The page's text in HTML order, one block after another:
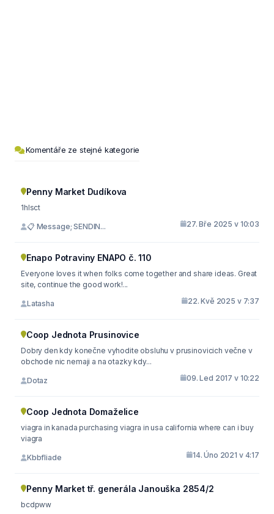
Komentáře ze stejné kategorie
Penny Market Dudíkova
1hlsct
📋 Message; SENDIN... 27. Bře 2025 v 10:03
Enapo Potraviny ENAPO č. 110
Everyone loves it when folks come together and share ideas. Great
site, continue the good work!...
Latasha 22. Kvě 2025 v 7:37
Coop Jednota Prusinovice
Dobry den kdy konečne vyhodite obsluhu v prusinovicich večne v
obchode nic nemaji a na otazky kdy...
Dotaz 09. Led 2017 v 10:22
Coop Jednota Domaželice
viagra in kanada purchasing viagra in usa california where can i buy
viagra
Kbbfliade 14. Úno 2021 v 4:17
Penny Market tř. generála Janouška 2854/2
bcdpww